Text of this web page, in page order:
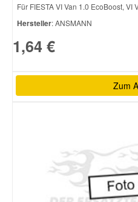
Für FIESTA VI Van 1.0 EcoBoost, VI
Hersteller: ANSMANN
1,64 €
Zum